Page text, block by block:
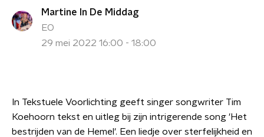
Martine In De Middag
EO
29 mei 2022 16:00 - 18:00
In Tekstuele Voorlichting geeft singer songwriter Tim
Koehoorn tekst en uitleg bij zijn intrigerende song 'Het
bestrijden van de Hemel'. Een liedje over sterfelijkheid en